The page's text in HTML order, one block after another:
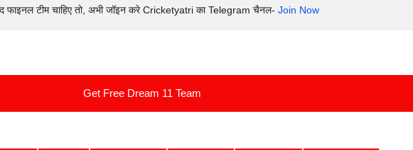
फाइनल टीम चाहिए तो, अभी जॉइन करे Cricketyatri का Telegram चैनल- Join Now
Get Free Dream 11 Team